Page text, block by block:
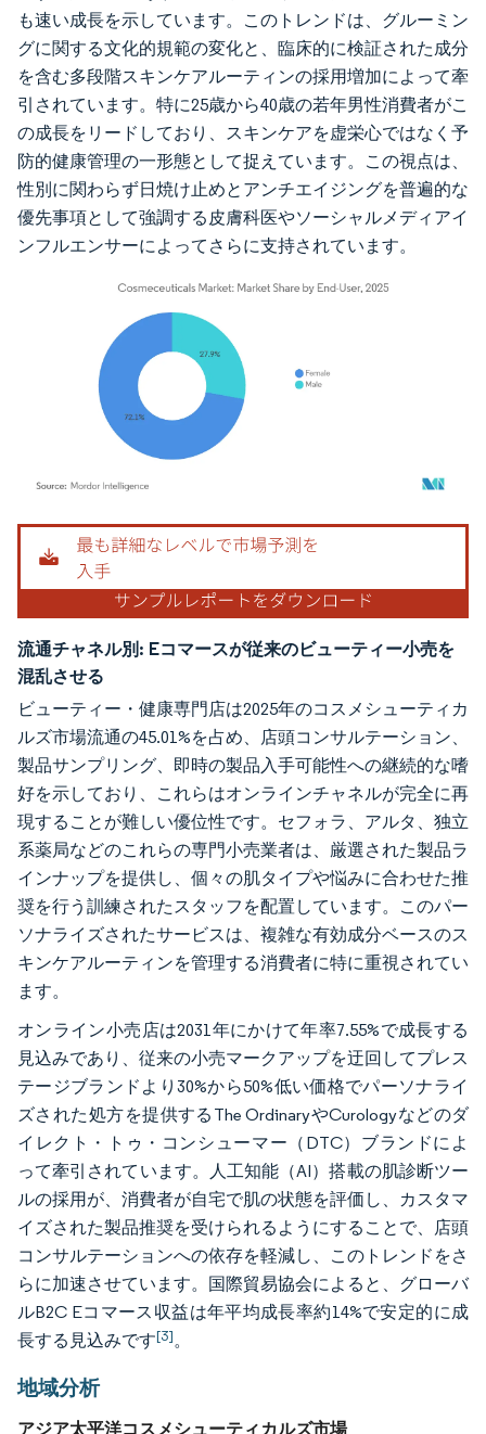
も速い成長を示しています。このトレンドは、グルーミン
グに関する文化的規範の変化と、臨床的に検証された成分
を含む多段階スキンケアルーティンの採用増加によって牽
引されています。特に25歳から40歳の若年男性消費者がこ
の成長をリードしており、スキンケアを虚栄心ではなく予
防的健康管理の一形態として捉えています。この視点は、
性別に関わらず日焼け止めとアンチエイジングを普遍的な
優先事項として強調する皮膚科医やソーシャルメディアイ
ンフルエンサーによってさらに支持されています。
画像 © Mordor Intelligence。再利用にはCC BY 4.0の表示が必要です。
流通チャネル別: Eコマースが従来のビューティー小売を
混乱させる
ビューティー・健康専門店は2025年のコスメシューティカ
ルズ市場流通の45.01%を占め、店頭コンサルテーション、
製品サンプリング、即時の製品入手可能性への継続的な嗜
好を示しており、これらはオンラインチャネルが完全に再
現することが難しい優位性です。セフォラ、アルタ、独立
系薬局などのこれらの専門小売業者は、厳選された製品ラ
インナップを提供し、個々の肌タイプや悩みに合わせた推
奨を行う訓練されたスタッフを配置しています。このパー
ソナライズされたサービスは、複雑な有効成分ベースのス
キンケアルーティンを管理する消費者に特に重視されてい
ます。
オンライン小売店は2031年にかけて年率7.55%で成長する
見込みであり、従来の小売マークアップを迂回してプレス
テージブランドより30%から50%低い価格でパーソナライ
ズされた処方を提供するThe OrdinaryやCurologyなどのダ
イレクト・トゥ・コンシューマー（DTC）ブランドによ
って牽引されています。人工知能（AI）搭載の肌診断ツー
ルの採用が、消費者が自宅で肌の状態を評価し、カスタマ
イズされた製品推奨を受けられるようにすることで、店頭
コンサルテーションへの依存を軽減し、このトレンドをさ
らに加速させています。国際貿易協会によると、グローバ
ルB2C Eコマース収益は年平均成長率約14%で安定的に成
長する見込みです[3]。
地域分析
アジア太平洋コスメシューティカルズ市場